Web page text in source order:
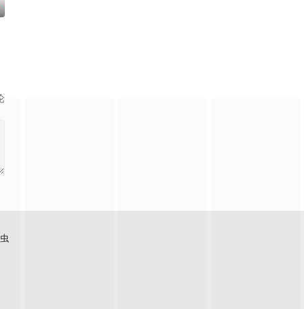
世界。拥有优越外貌与能力、足以令众人着迷的妖怪们，有时会从人类之